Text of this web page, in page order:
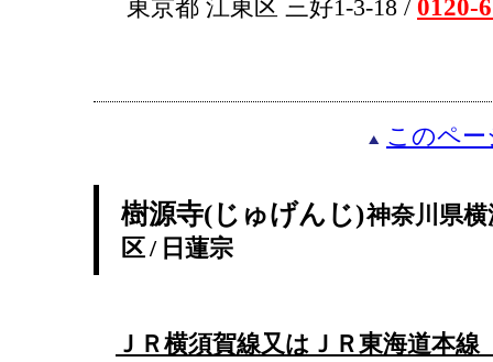
東京都 江東区 三好1-3-18 / 0120-
このペ
樹源寺(じゅげんじ)神奈川県
区/ 日蓮宗
ＪＲ横須賀線又はＪＲ東海道本線